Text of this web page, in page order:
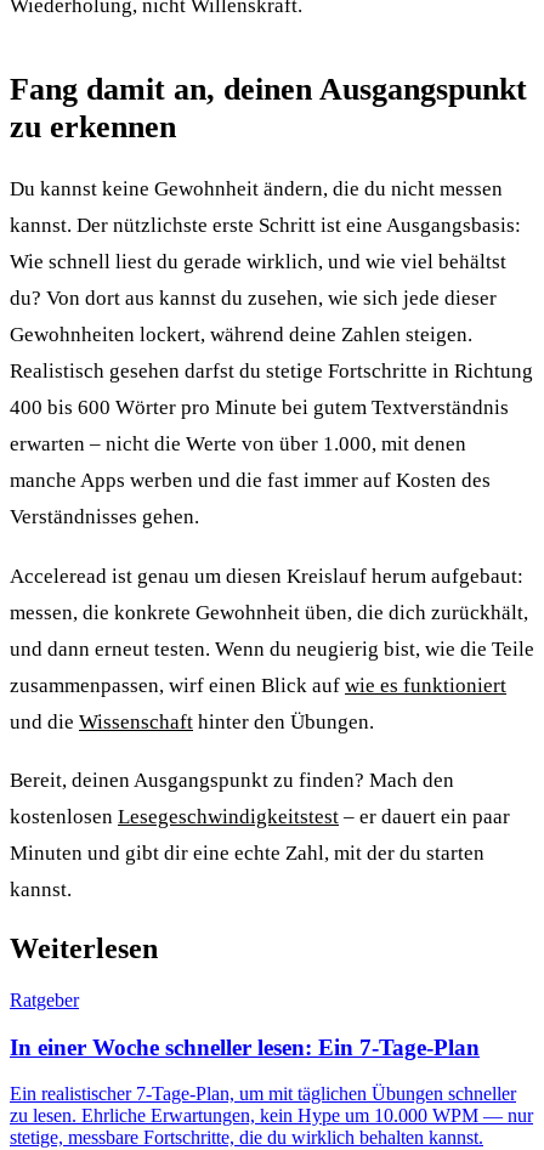
Wiederholung, nicht Willenskraft.
Fang damit an, deinen Ausgangspunkt
zu erkennen
Du kannst keine Gewohnheit ändern, die du nicht messen
kannst. Der nützlichste erste Schritt ist eine Ausgangsbasis:
Wie schnell liest du gerade wirklich, und wie viel behältst
du? Von dort aus kannst du zusehen, wie sich jede dieser
Gewohnheiten lockert, während deine Zahlen steigen.
Realistisch gesehen darfst du stetige Fortschritte in Richtung
400 bis 600 Wörter pro Minute bei gutem Textverständnis
erwarten – nicht die Werte von über 1.000, mit denen
manche Apps werben und die fast immer auf Kosten des
Verständnisses gehen.
Acceleread ist genau um diesen Kreislauf herum aufgebaut:
messen, die konkrete Gewohnheit üben, die dich zurückhält,
und dann erneut testen. Wenn du neugierig bist, wie die Teile
zusammenpassen, wirf einen Blick auf wie es funktioniert
und die Wissenschaft hinter den Übungen.
Bereit, deinen Ausgangspunkt zu finden? Mach den
kostenlosen Lesegeschwindigkeitstest – er dauert ein paar
Minuten und gibt dir eine echte Zahl, mit der du starten
kannst.
Weiterlesen
Ratgeber
In einer Woche schneller lesen: Ein 7-Tage-Plan
Ein realistischer 7-Tage-Plan, um mit täglichen Übungen schneller
zu lesen. Ehrliche Erwartungen, kein Hype um 10.000 WPM — nur
stetige, messbare Fortschritte, die du wirklich behalten kannst.